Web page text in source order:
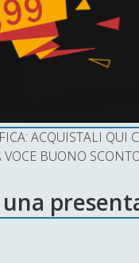
ACQUISTALI
VOCE BUONO